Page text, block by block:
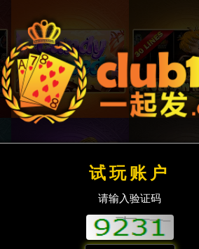
试玩账户
请输入验证码